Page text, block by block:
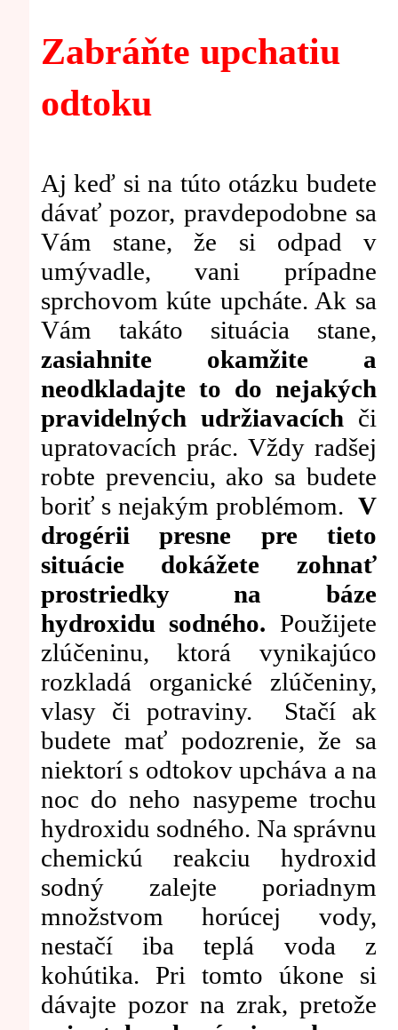
Zabráňte upchatiu
odtoku
Aj keď si na túto otázku budete
dávať pozor, pravdepodobne sa
Vám stane, že si odpad v
umývadle, vani prípadne
sprchovom kúte upcháte. Ak sa
Vám takáto situácia stane,
zasiahnite okamžite a
neodkladajte to do nejakých
pravidelných udržiavacích či
upratovacích prác. Vždy radšej
robte prevenciu, ako sa budete
boriť s nejakým problémom.V
drogérii presne pre tieto
situácie dokážete zohnať
prostriedky na báze
hydroxidu sodného. Použijete
zlúčeninu, ktorá vynikajúco
rozkladá organické zlúčeniny,
vlasy či potraviny. Stačí ak
budete mať podozrenie, že sa
niektorí s odtokov upcháva a na
noc do neho nasypeme trochu
hydroxidu sodného. Na správnu
chemickú reakciu hydroxid
sodný zalejte poriadnym
množstvom horúcej vody,
nestačí iba teplá voda z
kohútika. Pri tomto úkone si
dávajte pozor na zrak, pretože